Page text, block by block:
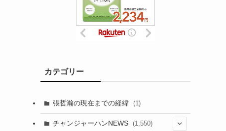
カテゴリー
張哲瀚の現在までの経緯 (1)
チャンジャーハンNEWS (1,550)